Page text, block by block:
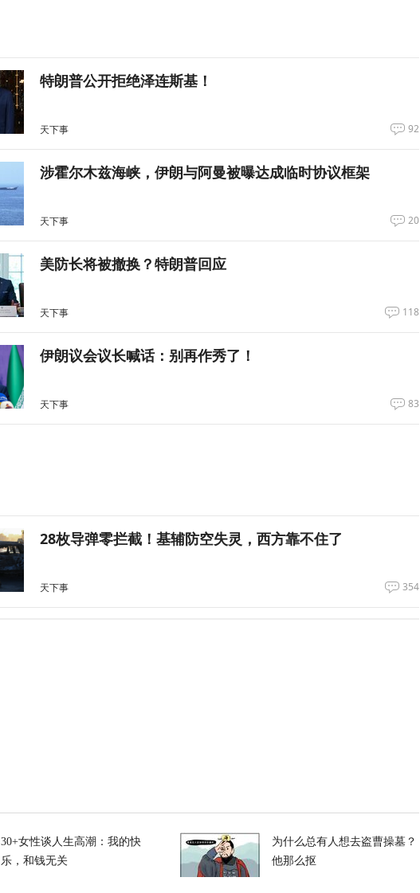
特朗普公开拒绝泽连斯基！
天下事 92
涉霍尔木兹海峡，伊朗与阿曼被曝达成临时协议框架
天下事 20
美防长将被撤换？特朗普回应
天下事 118
伊朗议会议长喊话：别再作秀了！
天下事 83
28枚导弹零拦截！基辅防空失灵，西方靠不住了
天下事 354
岛内演习首日，台军丢盔弃甲，赖清德深夜逃跑，赌解放军
抓不到？
又又切克闹
30+女性谈人生高潮：我的快
乐，和钱无关
为什么总有人想去盗曹操墓？
他那么抠